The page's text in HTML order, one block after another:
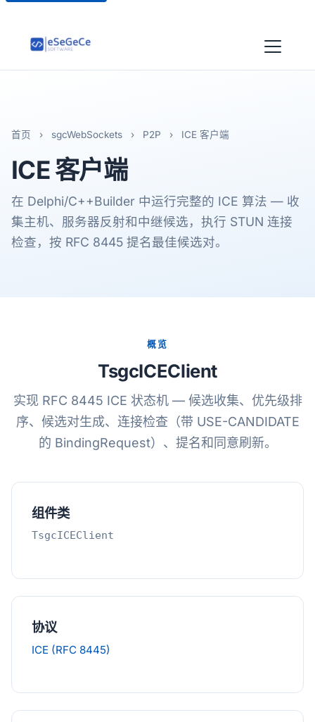
首页 › sgcWebSockets › P2P › ICE 客户端
ICE客户端
在 Delphi/C++Builder 中运行完整的 ICE 算法 — 收
集主机、服务器反射和中继候选，执行 STUN 连接
检查，按 RFC 8445 提名最佳候选对。
概览
TsgcICEClient
实现 RFC 8445 ICE 状态机 — 候选收集、优先级排
序、候选对生成、连接检查（带 USE-CANDIDATE
的 BindingRequest）、提名和同意刷新。
组件类
TsgcICEClient
协议
ICE (RFC 8445)